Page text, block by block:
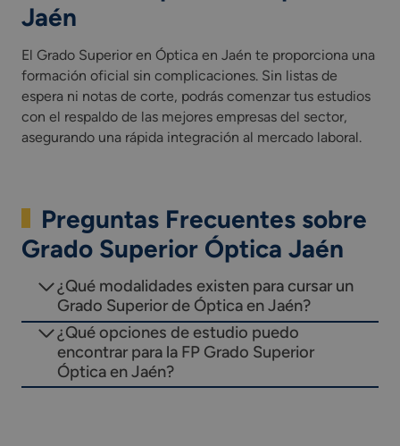
Jaén
El Grado Superior en Óptica en Jaén te proporciona una
formación oficial sin complicaciones. Sin listas de
espera ni notas de corte, podrás comenzar tus estudios
con el respaldo de las mejores empresas del sector,
asegurando una rápida integración al mercado laboral.
Preguntas Frecuentes sobre
Grado Superior Óptica Jaén
¿Qué modalidades existen para cursar un
Grado Superior de Óptica en Jaén?
¿Qué opciones de estudio puedo
encontrar para la FP Grado Superior
Óptica en Jaén?